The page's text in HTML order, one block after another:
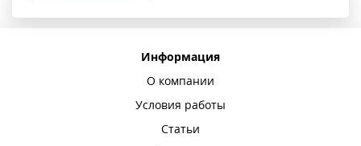
Информация
О компании
Условия работы
Статьи